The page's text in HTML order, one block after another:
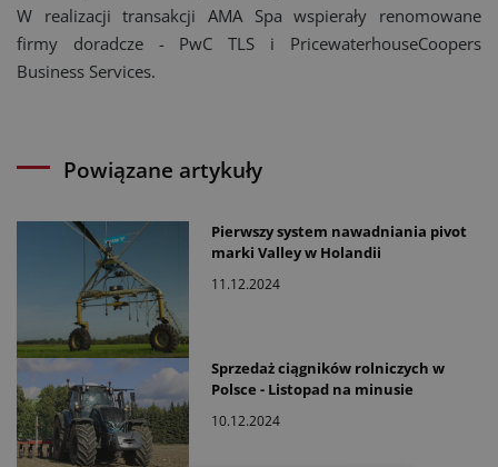
W realizacji transakcji AMA Spa wspierały renomowane
firmy doradcze - PwC TLS i PricewaterhouseCoopers
Business Services.
Powiązane artykuły
Pierwszy system nawadniania pivot
marki Valley w Holandii
11.12.2024
Sprzedaż ciągników rolniczych w
Polsce - Listopad na minusie
10.12.2024